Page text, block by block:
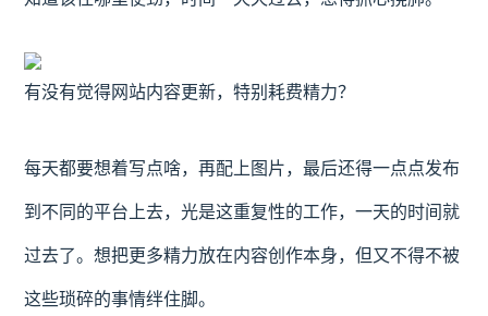
有没有觉得网站内容更新，特别耗费精力？
每天都要想着写点啥，再配上图片，最后还得一点点发布
到不同的平台上去，光是这重复性的工作，一天的时间就
过去了。想把更多精力放在内容创作本身，但又不得不被
这些琐碎的事情绊住脚。